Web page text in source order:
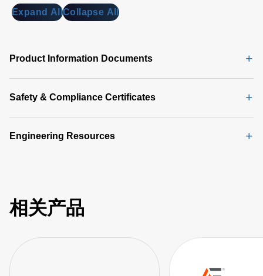
Expand AllCollapse All
Product Information Documents
Safety & Compliance Certificates
Engineering Resources
相关产品